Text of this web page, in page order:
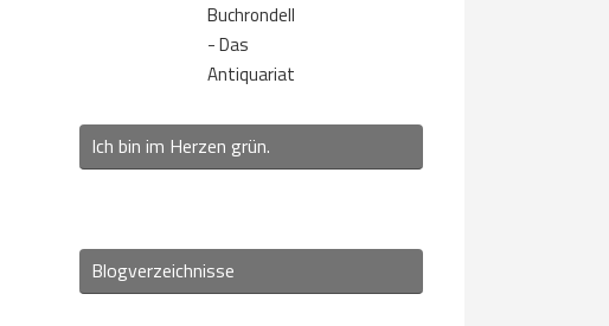
Buchrondell
- Das
Antiquariat
Ich bin im Herzen grün.
Blogverzeichnisse